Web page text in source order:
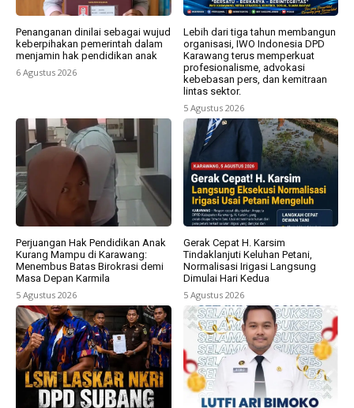
Penanganan dinilai sebagai wujud
keberpihakan pemerintah dalam
menjamin hak pendidikan anak
6 Agustus 2026
Lebih dari tiga tahun membangun
organisasi, IWO Indonesia DPD
Karawang terus memperkuat
profesionalisme, advokasi
kebebasan pers, dan kemitraan
lintas sektor.
5 Agustus 2026
Perjuangan Hak Pendidikan Anak
Kurang Mampu di Karawang:
Menembus Batas Birokrasi demi
Masa Depan Karmila
5 Agustus 2026
Gerak Cepat H. Karsim
Tindaklanjuti Keluhan Petani,
Normalisasi Irigasi Langsung
Dimulai Hari Kedua
5 Agustus 2026